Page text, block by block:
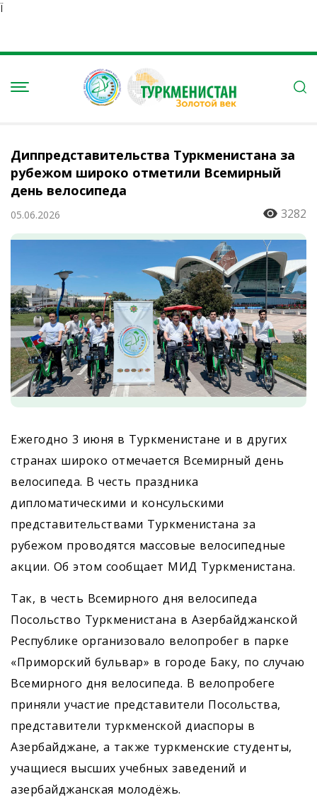
Ï
Диппредставительства Туркменистана за
рубежом широко отметили Всемирный
день велосипеда
05.06.2026 3282
Ежегодно 3 июня в Туркменистане и в других
странах широко отмечается Всемирный день
велосипеда. В честь праздника
дипломатическими и консульскими
представительствами Туркменистана за
рубежом проводятся массовые велосипедные
акции. Об этом сообщает МИД Туркменистана.
Так, в честь Всемирного дня велосипеда
Посольство Туркменистана в Азербайджанской
Республике организовало велопробег в парке
«Приморский бульвар» в городе Баку, по случаю
Всемирного дня велосипеда. В велопробеге
приняли участие представители Посольства,
представители туркменской диаспоры в
Азербайджане, а также туркменские студенты,
учащиеся высших учебных заведений и
азербайджанская молодёжь.